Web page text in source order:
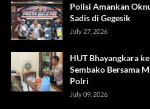
Polisi Amankan
Sadis di Gegesik
July 27, 2026
HUT Bhayangkara
Sembako Bersama
Polri
July 09, 2026